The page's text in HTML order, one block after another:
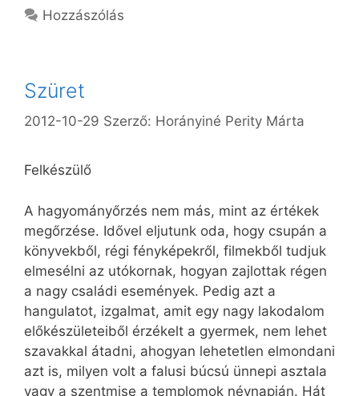
Hozzászólás
Szüret
2012-10-29 Szerző: Horányiné Perity Márta
Felkészülő
A hagyományőrzés nem más, mint az értékek
megőrzése. Idővel eljutunk oda, hogy csupán a
könyvekből, régi fényképekről, filmekből tudjuk
elmesélni az utókornak, hogyan zajlottak régen
a nagy családi események. Pedig azt a
hangulatot, izgalmat, amit egy nagy lakodalom
előkészületeiből érzékelt a gyermek, nem lehet
szavakkal átadni, ahogyan lehetetlen elmondani
azt is, milyen volt a falusi búcsú ünnepi asztala
vagy a szentmise a templomok névnapján. Hát